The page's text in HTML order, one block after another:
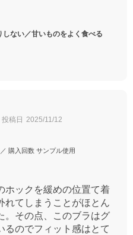
しない／甘いものをよく食べる
投稿日 2025/11/12
／ 購入回数 サンプル使用
ホックを緩めの位置て着
れてしまうことがほとん
。その点、このブラはグ
るのでフィット感はとて